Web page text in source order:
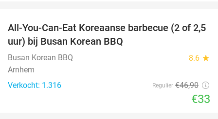
30%
All-You-Can-Eat Koreaanse barbecue (2 of 2,5
uur) bij Busan Korean BBQ
Busan Korean BBQ 8.6 star
Arnhem
Verkocht: 1.316
Regulier €46,90
€33